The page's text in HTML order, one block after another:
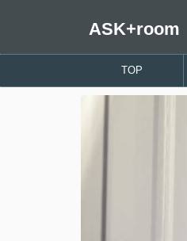
ASK+room
TOP